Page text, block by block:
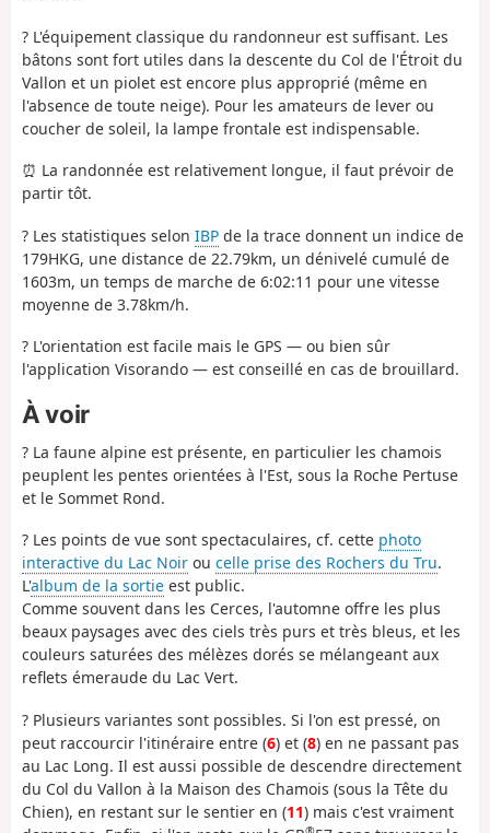
? L'équipement classique du randonneur est suffisant. Les
bâtons sont fort utiles dans la descente du Col de l'Étroit du
Vallon et un piolet est encore plus approprié (même en
l'absence de toute neige). Pour les amateurs de lever ou
coucher de soleil, la lampe frontale est indispensable.
⏰ La randonnée est relativement longue, il faut prévoir de
partir tôt.
? Les statistiques selon IBP de la trace donnent un indice de
179HKG, une distance de 22.79km, un dénivelé cumulé de
1603m, un temps de marche de 6:02:11 pour une vitesse
moyenne de 3.78km/h.
? L'orientation est facile mais le GPS — ou bien sûr
l'application Visorando — est conseillé en cas de brouillard.
À voir
? La faune alpine est présente, en particulier les chamois
peuplent les pentes orientées à l'Est, sous la Roche Pertuse
et le Sommet Rond.
? Les points de vue sont spectaculaires, cf. cette photo
interactive du Lac Noir ou celle prise des Rochers du Tru.
L'album de la sortie est public.
Comme souvent dans les Cerces, l'automne offre les plus
beaux paysages avec des ciels très purs et très bleus, et les
couleurs saturées des mélèzes dorés se mélangeant aux
reflets émeraude du Lac Vert.
? Plusieurs variantes sont possibles. Si l'on est pressé, on
peut raccourcir l'itinéraire entre (6) et (8) en ne passant pas
au Lac Long. Il est aussi possible de descendre directement
du Col du Vallon à la Maison des Chamois (sous la Tête du
Chien), en restant sur le sentier en (11) mais c'est vraiment